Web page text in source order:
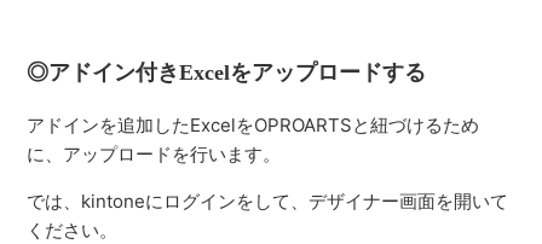
◎アドイン付きExcelをアップロードする
アドインを追加したExcelをOPROARTSと紐づけるため
に、アップロードを行います。
では、kintoneにログインをして、デザイナー画面を開いて
ください。